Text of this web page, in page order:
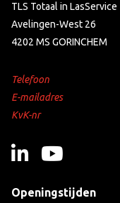
TLS Totaal in LasService
Avelingen-West 26
4202 MS GORINCHEM
Telefoon
E-mailadres
KvK-nr
Openingstijden